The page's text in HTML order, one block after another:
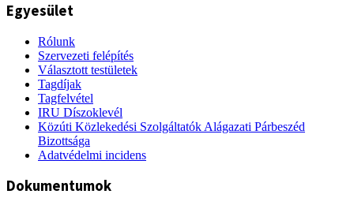
Egyesület
Rólunk
Szervezeti felépítés
Választott testületek
Tagdíjak
Tagfelvétel
IRU Díszoklevél
Közúti Közlekedési Szolgáltatók Alágazati Párbeszéd
Bizottsága
Adatvédelmi incidens
Dokumentumok